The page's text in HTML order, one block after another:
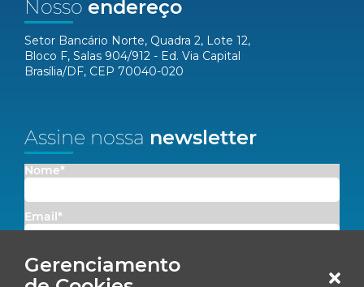
Gerenciamento
Nosso endereço
Setor Bancário Norte, Quadra 2, Lote 12,
Bloco F, Salas 904/912 - Ed. Via Capital
Brasília/DF, CEP 70040-020
Assine nossa newsletter
Nome*
Email*
Concordo em receber comunicações da Fenacon.